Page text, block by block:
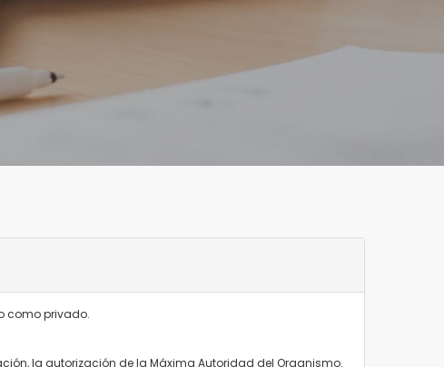
como privado.
la autorización de la Máxima Autoridad del Organismo.